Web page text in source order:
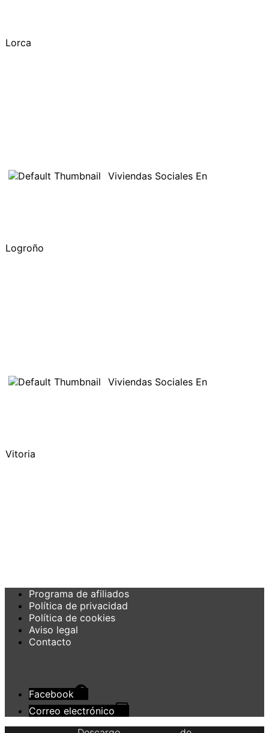
Lorca
Viviendas Sociales En
Logroño
Viviendas Sociales En
Vitoria
Programa de afiliados
Política de privacidad
Política de cookies
Aviso legal
Contacto
Facebook
Correo electrónico